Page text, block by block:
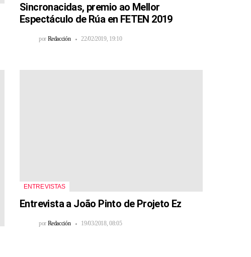
Sincronacidas, premio ao Mellor
Espectáculo de Rúa en FETEN 2019
por Redacción 22/02/2019, 19:10
ENTREVISTAS
Entrevista a João Pinto de Projeto Ez
por Redacción 19/03/2018, 08:05